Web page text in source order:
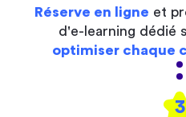
Réserve en ligne et
d'e-learning dédié
optimiser chaque
3